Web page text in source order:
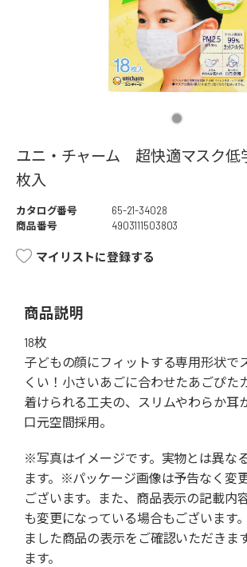
ユニ・チャーム 超快適マスク
枚入
カタログ番号
65-21-34028
商品番号
4903111503803
マイリストに登録する
商品説明
18枚
子どもの顔にフィットする専用形状で
くい！小さいあごに合わせたあごぴた
着けられる工夫の、スリムやわらか耳
口元空間採用。
※写真はイメージです。実物とは異な
ます。※パッケージ画像は予告なく変
ございます。また、商品表示の記載内
も変更になっている場合もございます
ました商品の表示をご確認いただきま
ます。